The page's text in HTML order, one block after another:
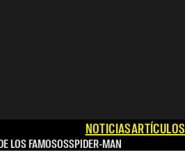
NOTICIASARTÍCULOS
LOS FAMOSOSSPIDER-MAN